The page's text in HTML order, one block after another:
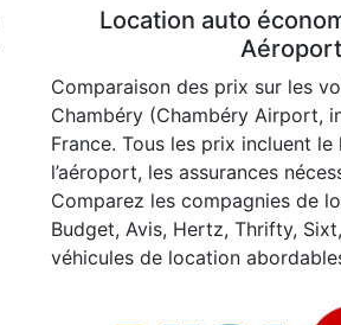
Location auto
Comparaison des prix sur les
Chambéry (Chambéry Airport,
France. Tous les prix incluent
l’aéroport, les assurances
Comparez les compagnies de
Budget, Avis, Hertz, Thrifty,
véhicules de location